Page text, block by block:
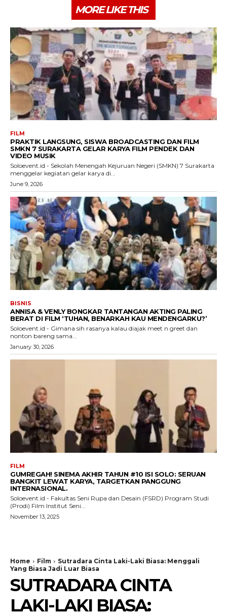
MORE LIKE THIS
FILM
PRAKTIK LANGSUNG, SISWA BROADCASTING DAN FILM
SMKN 7 SURAKARTA GELAR KARYA FILM PENDEK DAN
VIDEO MUSIK
Soloevent.id - Sekolah Menengah Kejuruan Negeri (SMKN) 7 Surakarta
menggelar kegiatan gelar karya di...
June 9, 2026
BISNIS
ANNISA & VENLY BONGKAR TANTANGAN AKTING PALING
BERAT DI FILM ‘TUHAN, BENARKAH KAU MENDENGARKU?’
Soloevent.id - Gimana sih rasanya kalau diajak meet n greet dan
nonton bareng sama...
January 30, 2026
FILM
GUMREGAH! SINEMA AKHIR TAHUN #10 ISI SOLO: SERUAN
BANGKIT LEWAT KARYA, TARGETKAN PANGGUNG
INTERNASIONAL.
Soloevent.id - Fakultas Seni Rupa dan Desain (FSRD) Program Studi
(Prodi) Film Institut Seni...
November 13, 2025